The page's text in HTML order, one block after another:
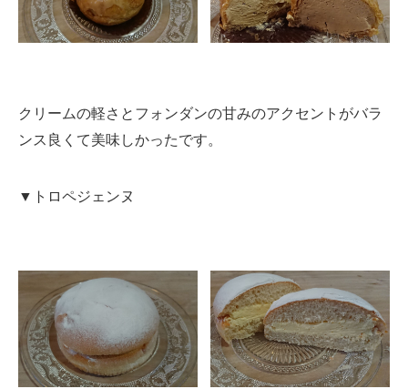
クリームの軽さとフォンダンの甘みのアクセントがバラ
ンス良くて美味しかったです。
▼トロペジェンヌ